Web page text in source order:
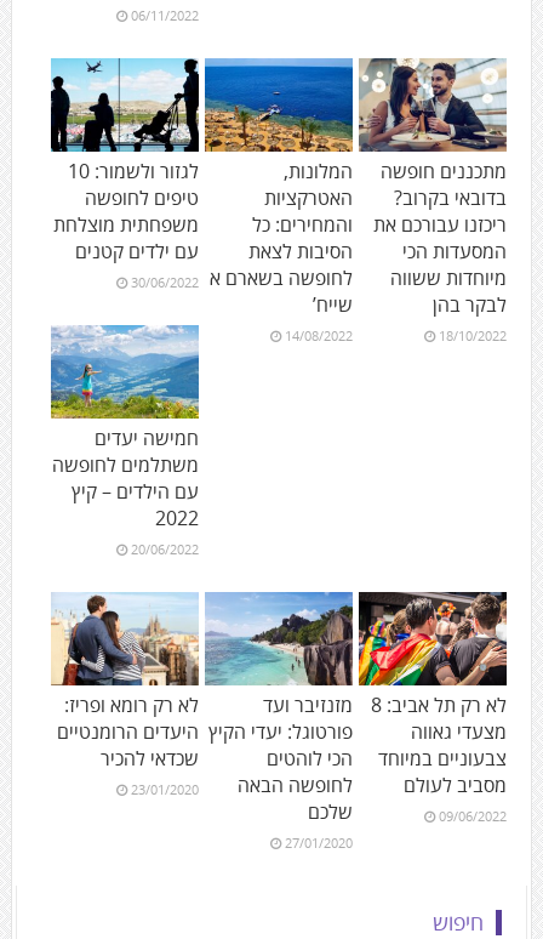
06/11/2022
מתכננים חופשה
בדובאי בקרוב?
ריכזנו עבורכם את
המסעדות הכי
מיוחדות ששווה
לבקר בהן
18/10/2022
המלונות,
האטרקציות
והמחירים: כל
הסיבות לצאת
לחופשה בשארם א
שייח’
14/08/2022
לגזור ולשמור: 10
טיפים לחופשה
משפחתית מוצלחת
עם ילדים קטנים
30/06/2022
חמישה יעדים
משתלמים לחופשה
עם הילדים – קיץ
2022
20/06/2022
לא רק תל אביב: 8
מצעדי גאווה
צבעוניים במיוחד
מסביב לעולם
09/06/2022
מזנזיבר ועד
פורטוגל: יעדי הקיץ
הכי לוהטים
לחופשה הבאה
שלכם
27/01/2020
לא רק רומא ופריז:
היעדים הרומנטיים
שכדאי להכיר
23/01/2020
חיפוש